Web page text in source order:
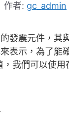
作者: gc_admin
發震元件，其
表示，為了能
，我們可以使用